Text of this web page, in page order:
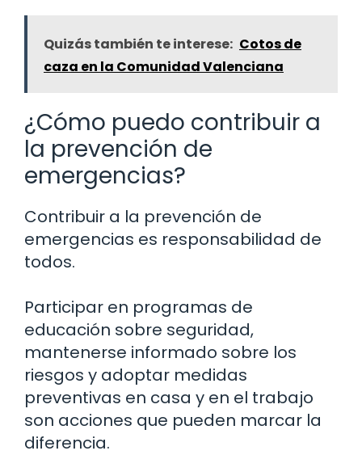
Quizás también te interese: Cotos de
caza en la Comunidad Valenciana
¿Cómo puedo contribuir a
la prevención de
emergencias?
Contribuir a la prevención de
emergencias es responsabilidad de
todos.
Participar en programas de
educación sobre seguridad,
mantenerse informado sobre los
riesgos y adoptar medidas
preventivas en casa y en el trabajo
son acciones que pueden marcar la
diferencia.